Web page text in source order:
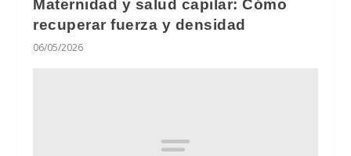
Maternidad y salud capilar: Cómo
recuperar fuerza y densidad
06/05/2026